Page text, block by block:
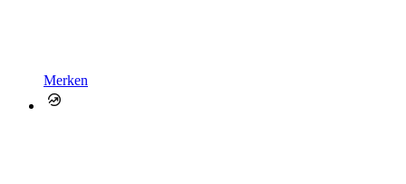
Merken